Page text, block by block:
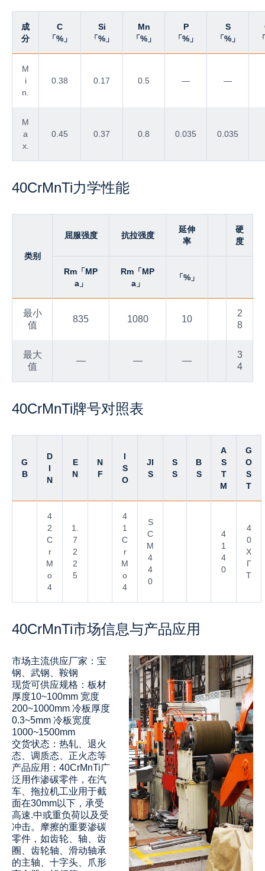
成
分
C
「%」
Si
「%」
Mn
「%」
P
「%」
S
「%」
M
i
n.
0.38 0.17 0.5 — —
M
a
x.
0.45 0.37 0.8 0.035 0.035
40CrMnTi力学性能
类别
屈服强度 抗拉强度
延伸
率
硬
度
Rm「MP
a」
Rm「MP
a」
「%」
最小
值
835 1080 10
2
8
最大
值
— — —
3
4
40CrMnTi牌号对照表
G
B
D
I
N
E
N
N
F
I
S
O
JI
S
S
S
B
S
A
S
T
M
G
O
S
T
4
2
C
r
M
o
4
1.
7
2
2
5
4
1
C
r
M
o
4
S
C
M
4
4
0
4
1
4
0
4
0
Х
Г
Т
40CrMnTi市场信息与产品应用‌
市场主流供应厂家：宝
钢、武钢、鞍钢
现货可供应规格：板材
厚度10~100mm 宽度
200~1000mm 冷板厚度
0.3~5mm 冷板宽度
1000~1500mm
交货状态：热轧、退火
态、调质态、正火态等
产品应用：‌‌40CrMnTi广
泛用作渗碳零件，在汽
车、拖拉机工业用于截
面在30mm以下，承受
高速.中或重负荷以及受
冲击。摩擦的重要渗碳
零件，如齿轮、轴、齿
圈、齿轮轴、滑动轴承
的主轴、十字头、爪形